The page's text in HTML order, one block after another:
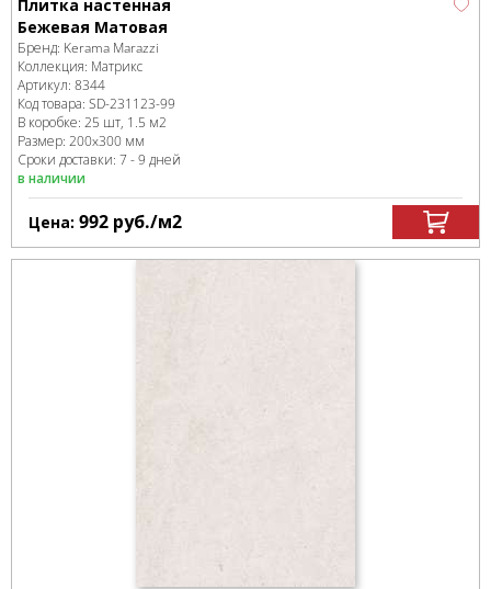
Плитка настенная
Бежевая Матовая
Бренд: Kerama Marazzi
Коллекция: Матрикс
Артикул: 8344
Код товара: SD-231123-99
В коробке: 25 шт, 1.5 м2
Размер: 200x300 мм
Сроки доставки: 7 - 9 дней
в наличии
Цена: 992 руб./м2